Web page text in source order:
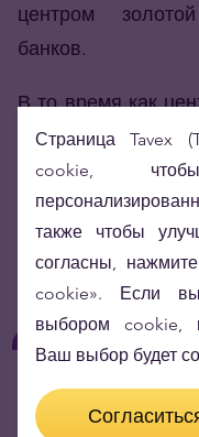
центром
банков.
В то время как
и Восточной
финансовой
прежнему
побуждающим
наращивании
политики на
Страница Tavex
cookie,
также чтобы
согласны,
cookie». Если
выбором cookie,
Ваш выбор будет